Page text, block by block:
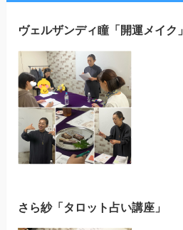
ヴェルザンディ瞳「開運メイク」
さら紗「タロット占い講座」